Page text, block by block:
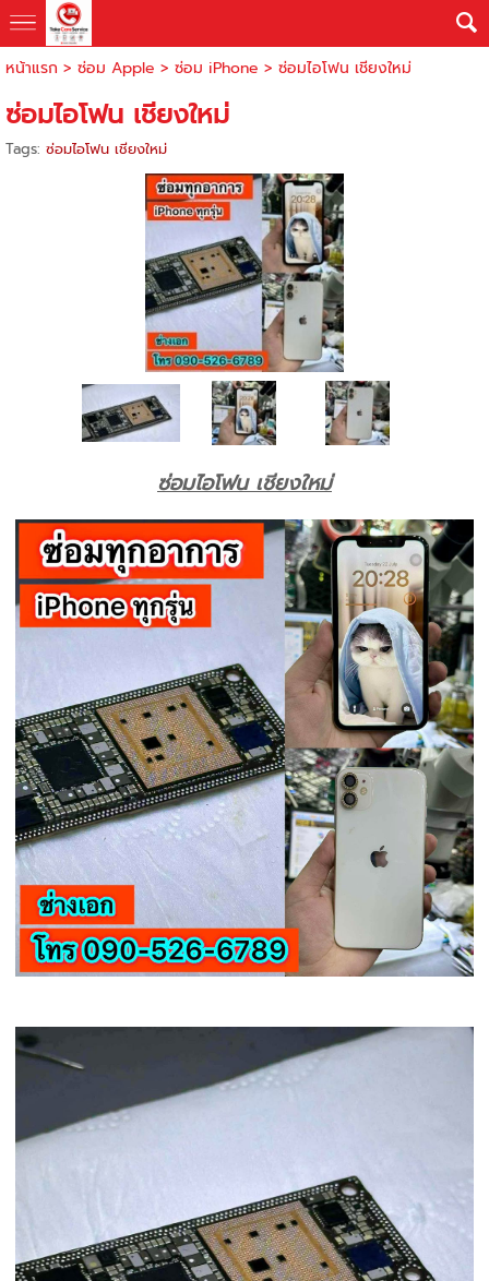
หน้าแรก > ซ่อม Apple > ซ่อม iPhone > ซ่อมไอโฟน เชียงใหม่
ซ่อมไอโฟน เชียงใหม่
Tags: ซ่อมไอโฟน เชียงใหม่
ซ่อมไอโฟน เชียงใหม่